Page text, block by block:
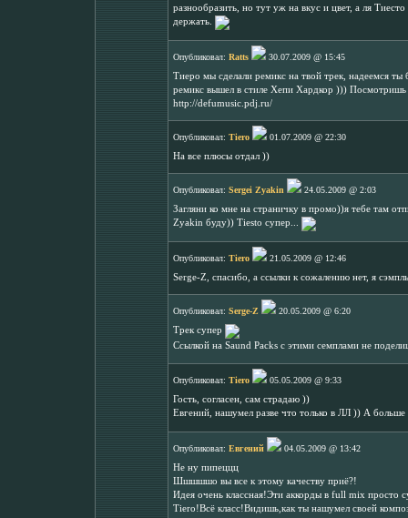
разнообразить, но тут уж на вкус и цвет, а ля
держать.
Опубликовал: Ratts
30.07.2009 @ 15:45
Тиеро мы сделали ремикс на твой трек, надеемся
ремикс вышел в стиле Хепи Хардкор ))) Посмотришь
http://defumusic.pdj.ru/
Опубликовал: Tiero
01.07.2009 @ 22:30
На все плюсы отдал ))
Опубликовал: Sergei Zyakin
24.05.2009 @ 2:03
Загляни ко мне на страничку в промо))я тебе там
Zyakin буду)) Tiesto супер...
Опубликовал: Tiero
21.05.2009 @ 12:46
Serge-Z, спасибо, а ссылки к сожалению нет, я
Опубликовал: Serge-Z
20.05.2009 @ 6:20
Трек супер
Ссылкой на Saund Packs с этими семплами не
Опубликовал: Tiero
05.05.2009 @ 9:33
Гость, согласен, сам страдаю ))
Евгений, нашумел разве что только в ЛЛ )) А
Опубликовал: Евгений
04.05.2009 @ 13:42
Не ну пипеццц
Шшшшшо вы все к этому качеству приё?!
Идея очень классная!Эти аккорды в full mix просто
Tiero!Всё класс!Видишь,как ты нашумел своей